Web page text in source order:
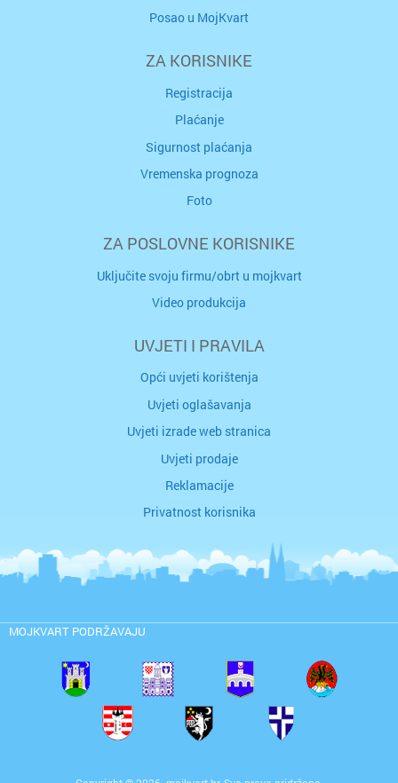
Posao u MojKvart
ZA KORISNIKE
Registracija
Plaćanje
Sigurnost plaćanja
Vremenska prognoza
Foto
ZA POSLOVNE KORISNIKE
Uključite svoju firmu/obrt u mojkvart
Video produkcija
UVJETI I PRAVILA
Opći uvjeti korištenja
Uvjeti oglašavanja
Uvjeti izrade web stranica
Uvjeti prodaje
Reklamacije
Privatnost korisnika
MOJKVART PODRŽAVAJU